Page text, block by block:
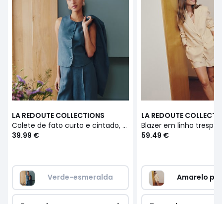
LA REDOUTE COLLECTIONS
Colete de fato curto e cintado, em linho
39.99 €
Verde-esmeralda
LA REDOUTE
59.49 €
Amarelo